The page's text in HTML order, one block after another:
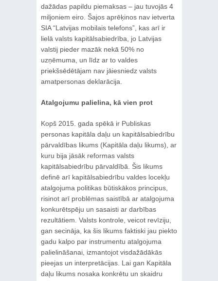
dažādas papildu piemaksas – jau tuvojās 4
miljoniem eiro. Šajos aprēķinos nav ietverta
SIA “Latvijas mobilais telefons”, kas arī ir
lielā valsts kapitālsabiedrība, jo Latvijas
valstij pieder mazāk nekā 50% no
uzņēmuma, un līdz ar to valdes
priekšsēdētājam nav jāiesniedz valsts
amatpersonas deklarācija.
Atalgojumu palielina, kā vien prot
Kopš 2015. gada spēkā ir Publiskas
personas kapitāla daļu un kapitālsabiedrību
pārvaldības likums (Kapitāla daļu likums), ar
kuru bija jāsāk reformas valsts
kapitālsabiedrību pārvaldībā. Šis likums
definē arī kapitālsabiedrību valdes locekļu
atalgojuma politikas būtiskākos principus,
risinot arī problēmas saistībā ar atalgojuma
konkurētspēju un sasaisti ar darbības
rezultātiem. Valsts kontrole, veicot revīziju,
gan secināja, ka šis likums faktiski jau piekto
gadu kalpo par instrumentu atalgojuma
palielināšanai, izmantojot visdažādākās
pieejas un interpretācijas. Lai gan Kapitāla
daļu likums nosaka konkrētu un skaidru